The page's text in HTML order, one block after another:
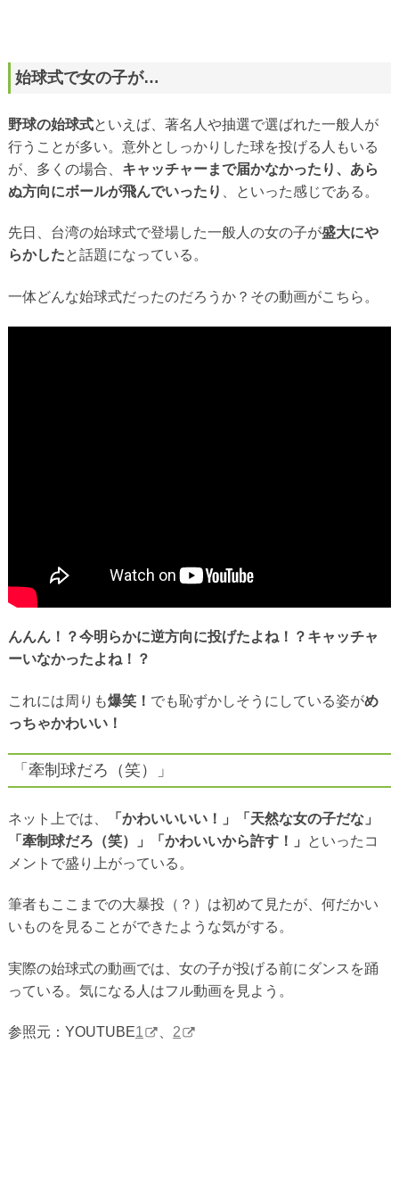
始球式で女の子が…
野球の始球式といえば、著名人や抽選で選ばれた一般人が
行うことが多い。意外としっかりした球を投げる人もいる
が、多くの場合、 キャッチャーまで届かなかったり、あら
ぬ方向にボールが飛んでいったり
、といった感じである。
先日、台湾の始球式で登場した一般人の女の子が盛大にや
らかしたと話題になっている。
一体どんな始球式だったのだろうか？その動画がこちら。
んんん！？今明らかに逆方向に投げたよね！？キャッチャ
ーいなかったよね！？
これには周りも爆笑！ でも恥ずかしそうにしている姿がめ
っちゃかわいい！
「牽制球だろ（笑）」
ネット上では、
「かわいいいい！」「天然な女の子だな」
「牽制球だろ（笑）」「かわいいから許す！」
といったコ
メントで盛り上がっている。
筆者もここまでの大暴投（？）は初めて見たが、何だかい
いものを見ることができたような気がする。
実際の始球式の動画では、女の子が投げる前にダンスを踊
っている。気になる人はフル動画を見よう。
参照元：YOUTUBE1 2